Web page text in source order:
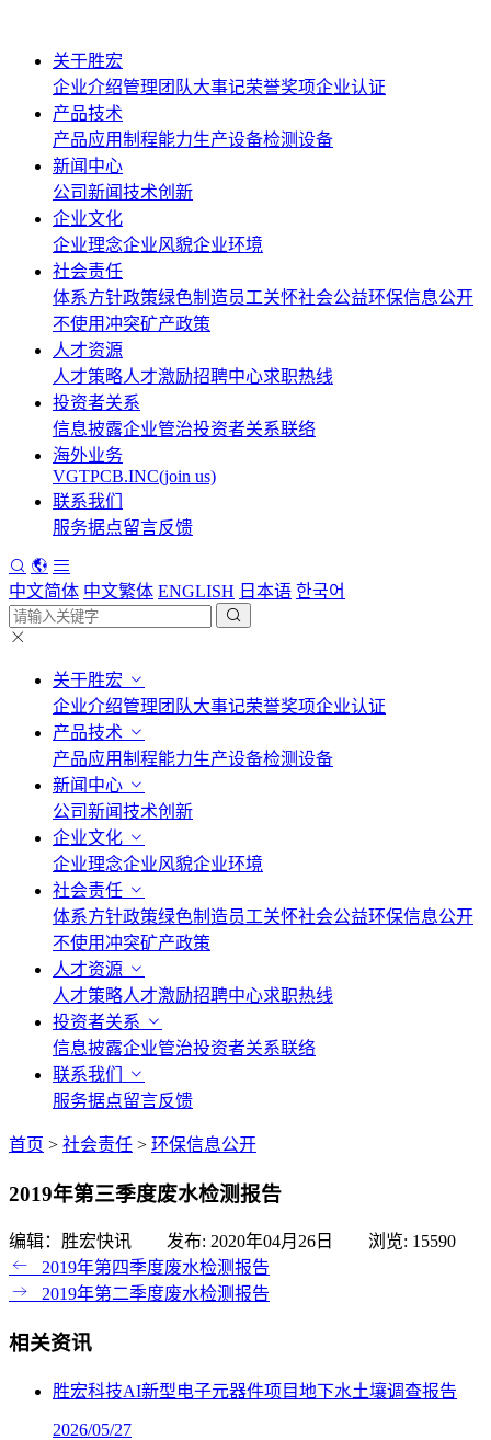
关于胜宏
企业介绍管理团队大事记荣誉奖项企业认证
产品技术
产品应用制程能力生产设备检测设备
新闻中心
公司新闻技术创新
企业文化
企业理念企业风貌企业环境
社会责任
体系方针政策绿色制造员工关怀社会公益环保信息公开
不使用冲突矿产政策
人才资源
人才策略人才激励招聘中心求职热线
投资者关系
信息披露企业管治投资者关系联络
海外业务
VGTPCB.INC(join us)
联系我们
服务据点留言反馈
中文简体 中文繁体 ENGLISH 日本语 한국어
关于胜宏
企业介绍管理团队大事记荣誉奖项企业认证
产品技术
产品应用制程能力生产设备检测设备
新闻中心
公司新闻技术创新
企业文化
企业理念企业风貌企业环境
社会责任
体系方针政策绿色制造员工关怀社会公益环保信息公开
不使用冲突矿产政策
人才资源
人才策略人才激励招聘中心求职热线
投资者关系
信息披露企业管治投资者关系联络
联系我们
服务据点留言反馈
首页 > 社会责任 > 环保信息公开
2019年第三季度废水检测报告
编辑：胜宏快讯 发布: 2020年04月26日 浏览: 15590
2019年第四季度废水检测报告
2019年第二季度废水检测报告
相关资讯
胜宏科技AI新型电子元器件项目地下水土壤调查报告
2026/05/27